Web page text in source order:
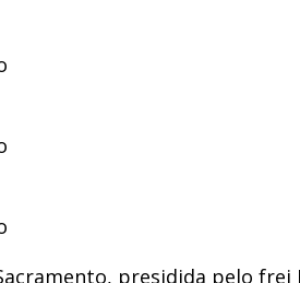
presidida pelo